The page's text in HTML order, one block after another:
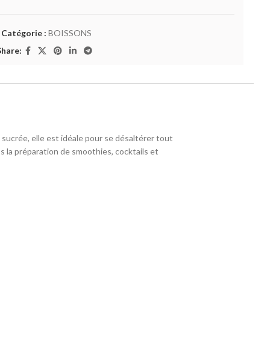
Catégorie : BOISSONS
elle est idéale pour se désaltérer tout
la préparation de smoothies, cocktails et